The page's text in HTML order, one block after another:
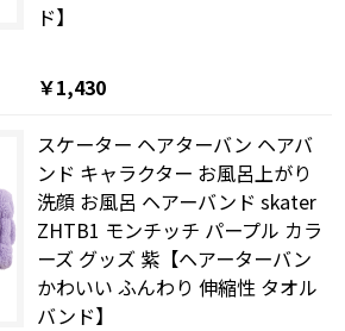
ド】
￥1,430
スケーター ヘアターバン ヘアバ
ンド キャラクター お風呂上がり
洗顔 お風呂 ヘアーバンド skater
ZHTB1 モンチッチ パープル カラ
ーズ グッズ 紫【ヘアーターバン
かわいい ふんわり 伸縮性 タオル
バンド】